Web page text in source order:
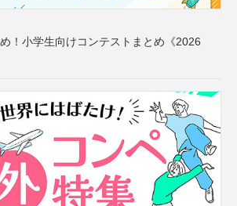
！小学生向けコンテストまとめ《2026